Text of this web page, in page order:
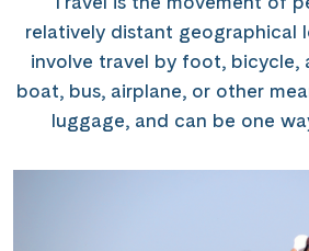
relatively distant geographical
involve travel by foot, bicycle,
boat, bus, airplane, or other
luggage, and can be one